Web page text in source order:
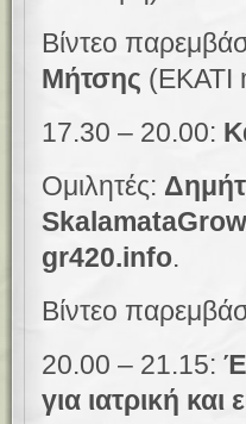
Βίντεο
Μήτσης (EKATI
17.30 – 20.00:
Ομιλητές:
SkalamataG
gr420.info.
Βίντεο
20.00 – 21.15:
για ιατρική